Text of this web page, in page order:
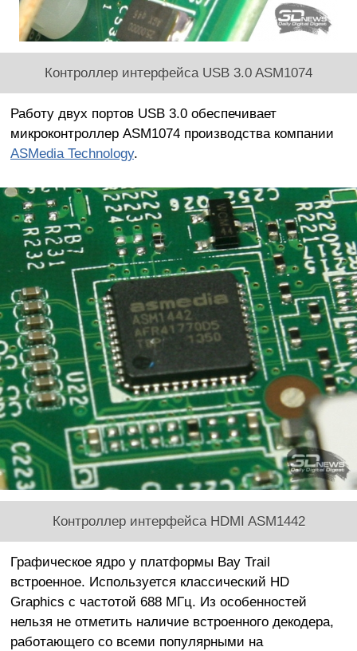
Контроллер интерфейса USB 3.0 ASM1074
Работу двух портов USB 3.0 обеспечивает
микроконтроллер ASM1074 производства компании
ASMedia Technology.
Контроллер интерфейса HDMI ASM1442
Графическое ядро у платформы Bay Trail
встроенное. Используется классический HD
Graphics с частотой 688 МГц. Из особенностей
нельзя не отметить наличие встроенного декодера,
работающего со всеми популярными на